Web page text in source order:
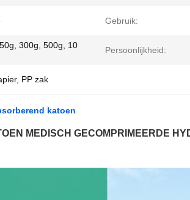
Gebruik:
300g, 500g, 10
Persoonlijkheid:
PP zak
katoen
MEDISCH GECOMPRIMEERDE